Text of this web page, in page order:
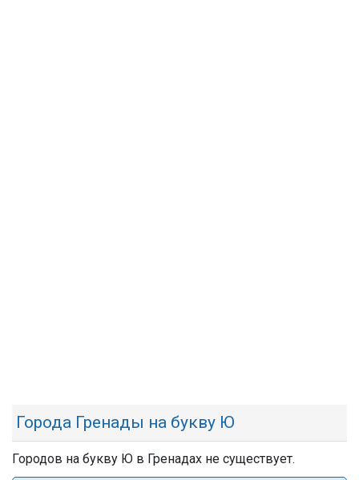
Города Гренады на букву Ю
Городов на букву Ю в Гренадах не существует.